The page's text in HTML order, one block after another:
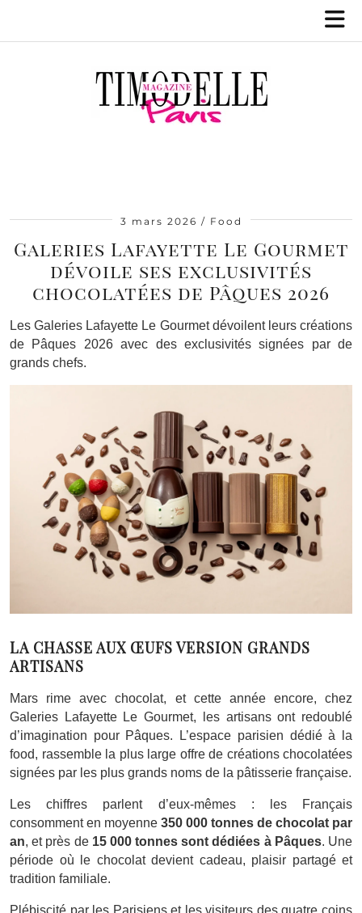
3 mars 2026 Food
Galeries Lafayette Le Gourmet
dévoile ses exclusivités
chocolatées de Pâques 2026
Les Galeries Lafayette Le Gourmet dévoilent leurs créations
de Pâques 2026 avec des exclusivités signées par de
grands chefs.
LA CHASSE AUX ŒUFS VERSION GRANDS
ARTISANS
Mars rime avec chocolat, et cette année encore, chez
Galeries Lafayette Le Gourmet, les artisans ont redoublé
d’imagination pour Pâques. L’espace parisien dédié à la
food, rassemble la plus large offre de créations chocolatées
signées par les plus grands noms de la pâtisserie française.
Les chiffres parlent d’eux-mêmes : les Français
consomment en moyenne 350 000 tonnes de chocolat par
an, et près de 15 000 tonnes sont dédiées à Pâques. Une
période où le chocolat devient cadeau, plaisir partagé et
tradition familiale.
Plébiscité par les Parisiens et les visiteurs des quatre coins